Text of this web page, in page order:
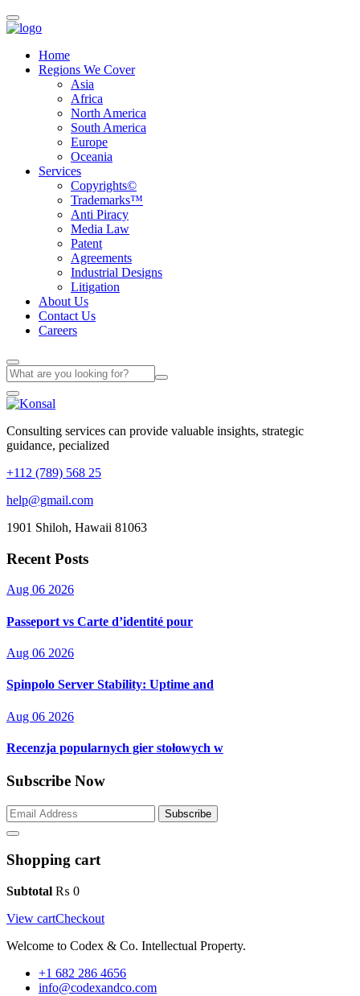
Home
Regions We Cover
Asia
Africa
North America
South America
Europe
Oceania
Services
Copyrights©
Trademarks™
Anti Piracy
Media Law
Patent
Agreements
Industrial Designs
Litigation
About Us
Contact Us
Careers
Consulting services can provide valuable insights, strategic
guidance, pecialized
+112 (789) 568 25
help@gmail.com
1901 Shiloh, Hawaii 81063
Recent Posts
Aug 06 2026
Passeport vs Carte d’identité pour
Aug 06 2026
Spinpolo Server Stability: Uptime and
Aug 06 2026
Recenzja popularnych gier stołowych w
Subscribe Now
Subscribe
Shopping cart
Subtotal ₨ 0
View cartCheckout
Welcome to Codex & Co. Intellectual Property.
+1 682 286 4656
info@codexandco.com